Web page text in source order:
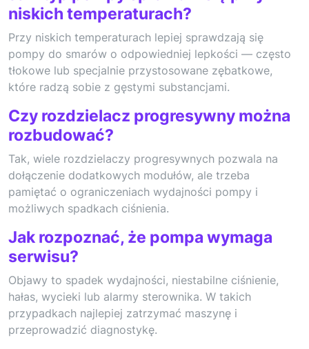
niskich temperaturach?
Przy niskich temperaturach lepiej sprawdzają się
pompy do smarów o odpowiedniej lepkości — często
tłokowe lub specjalnie przystosowane zębatkowe,
które radzą sobie z gęstymi substancjami.
Czy rozdzielacz progresywny można
rozbudować?
Tak, wiele rozdzielaczy progresywnych pozwala na
dołączenie dodatkowych modułów, ale trzeba
pamiętać o ograniczeniach wydajności pompy i
możliwych spadkach ciśnienia.
Jak rozpoznać, że pompa wymaga
serwisu?
Objawy to spadek wydajności, niestabilne ciśnienie,
hałas, wycieki lub alarmy sterownika. W takich
przypadkach najlepiej zatrzymać maszynę i
przeprowadzić diagnostykę.